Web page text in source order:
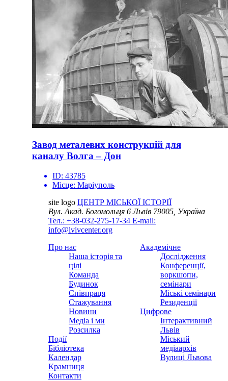
Завод металевих конструкцій для
каналу Волга – Дон
ID: 43785
Місце: Маріуполь
site logo ЦЕНТР МІСЬКОЇ ІСТОРІЇ
Вул. Акад. Богомольця 6Львів 79005, Україна
Тел.: +38-032-275-17-34 E-mail:
info@lvivcenter.org
Про нас
Наша історія та
цілі
Команда
Будинок
Співпраця
Стажування
Новини
Медіа і ми
Розсилка
Події
Бібліотека
Календар
Крамниця
Контакти
Академічне
Дослідження
Конференції,
воркшопи,
семінари
Міські семінари
Резиденції
Цифрове
Інтерактивний
Львів
Міський
медіаархів
Вулиці Львова